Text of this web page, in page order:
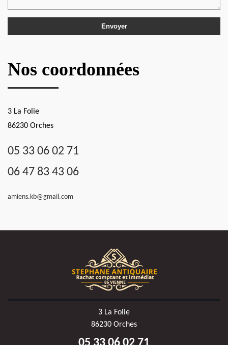
Nos coordonnées
3 La Folie
86230 Orches
05 33 06 02 71
06 47 83 43 06
amiens.kb@gmail.com
3 La Folie
86230 Orches